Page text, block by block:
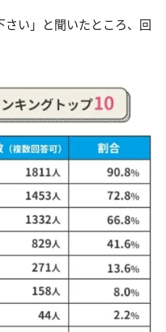
さい」と聞いたところ、回